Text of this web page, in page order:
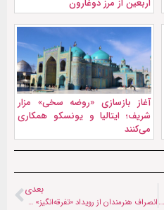
اربعین از مرز دوغارون
آغاز بازسازی «روضه سخی» مزار
شریف؛ ایتالیا و یونسکو همکاری
می‌کنند
مذاکره زیر سایه تنش؛ گفت‌وگوهای غیررسمی طالبان و پاکستان از سر گرفته می‌شود
بعدی
انصراف هنرمندان از رویداد «تفرقه‌انگیز» ۲۵۰ سالگی آمریکا؛ ترامپ: خودم روی صحنه می‌روم!